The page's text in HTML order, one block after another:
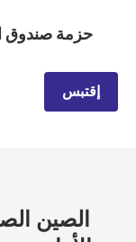
حزمة صندوق
إقتبس
الصين